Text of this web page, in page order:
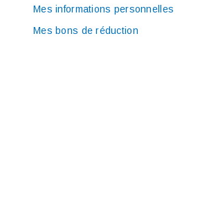
Mes informations personnelles
Mes bons de réduction